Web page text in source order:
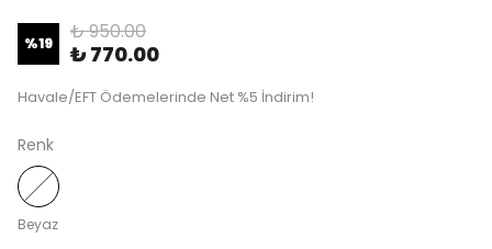
%19 ₺ 950.00
₺ 770.00
Havale/EFT Ödemelerinde Net %5 İndirim!
Renk
Beyaz